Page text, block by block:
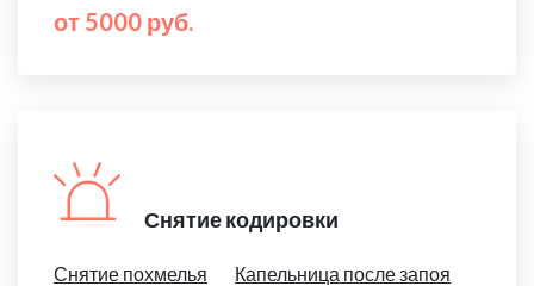
от 5000 руб.
Снятие кодировки
Снятие похмелья
Капельница после запоя